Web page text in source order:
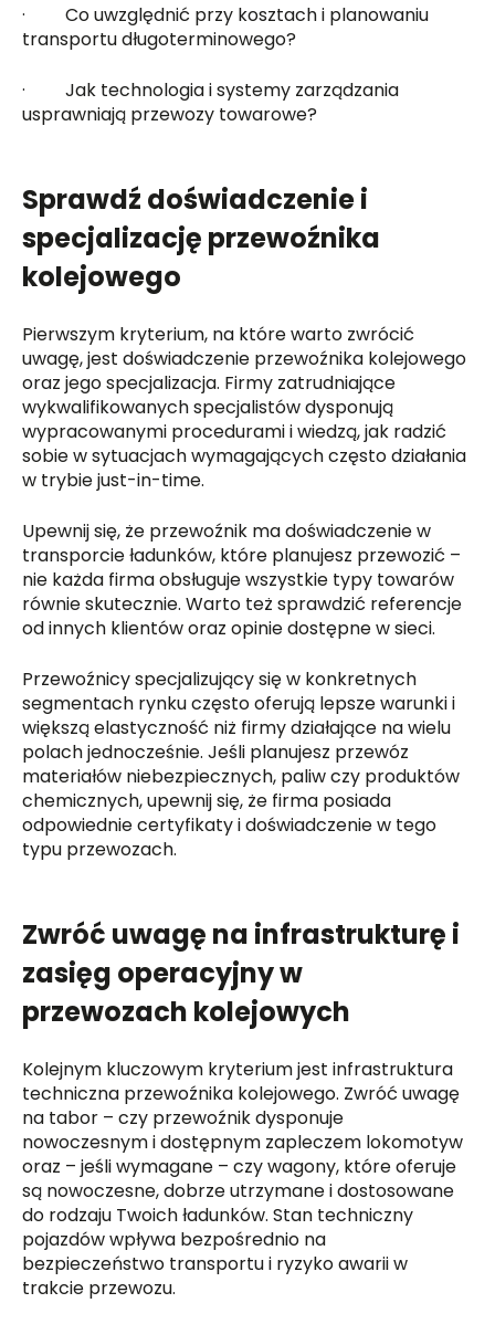
· Co uwzględnić przy kosztach i planowaniu
transportu długoterminowego?
· Jak technologia i systemy zarządzania
usprawniają przewozy towarowe?
Sprawdź doświadczenie i
specjalizację przewoźnika
kolejowego
Pierwszym kryterium, na które warto zwrócić
uwagę, jest doświadczenie przewoźnika kolejowego
oraz jego specjalizacja. Firmy zatrudniające
wykwalifikowanych specjalistów dysponują
wypracowanymi procedurami i wiedzą, jak radzić
sobie w sytuacjach wymagających często działania
w trybie just-in-time.
Upewnij się, że przewoźnik ma doświadczenie w
transporcie ładunków, które planujesz przewozić –
nie każda firma obsługuje wszystkie typy towarów
równie skutecznie. Warto też sprawdzić referencje
od innych klientów oraz opinie dostępne w sieci.
Przewoźnicy specjalizujący się w konkretnych
segmentach rynku często oferują lepsze warunki i
większą elastyczność niż firmy działające na wielu
polach jednocześnie. Jeśli planujesz przewóz
materiałów niebezpiecznych, paliw czy produktów
chemicznych, upewnij się, że firma posiada
odpowiednie certyfikaty i doświadczenie w tego
typu przewozach.
Zwróć uwagę na infrastrukturę i
zasięg operacyjny w
przewozach kolejowych
Kolejnym kluczowym kryterium jest infrastruktura
techniczna przewoźnika kolejowego. Zwróć uwagę
na tabor – czy przewoźnik dysponuje
nowoczesnym i dostępnym zapleczem lokomotyw
oraz – jeśli wymagane – czy wagony, które oferuje
są nowoczesne, dobrze utrzymane i dostosowane
do rodzaju Twoich ładunków. Stan techniczny
pojazdów wpływa bezpośrednio na
bezpieczeństwo transportu i ryzyko awarii w
trakcie przewozu.